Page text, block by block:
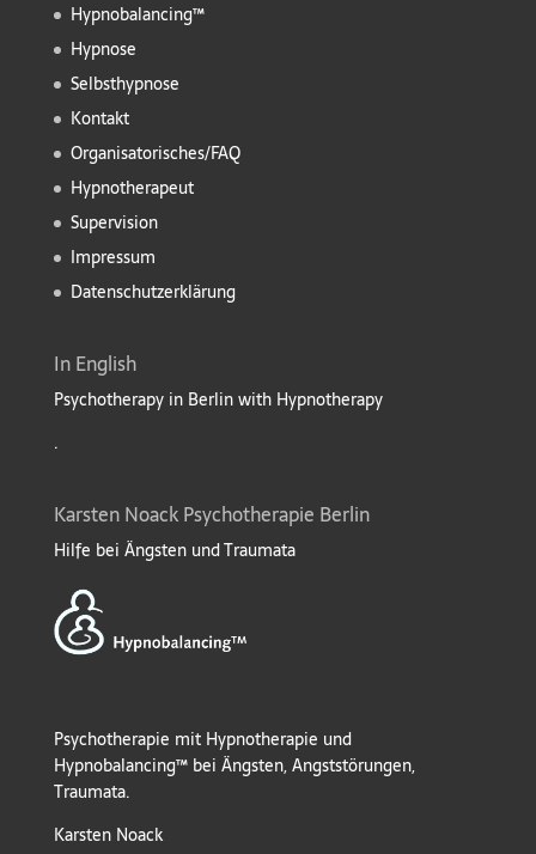
Hypnobalancing™
Hypnose
Selbsthypnose
Kontakt
Organisatorisches/FAQ
Hypnotherapeut
Supervision
Impressum
Datenschutzerklärung
In English
Psychotherapy in Berlin with Hypnotherapy
.
Karsten Noack Psychotherapie Berlin
Hilfe bei Ängsten und Traumata
Psychotherapie mit Hypnotherapie und
Hypnobalancing™ bei Ängsten, Angststörungen,
Traumata.
Karsten Noack